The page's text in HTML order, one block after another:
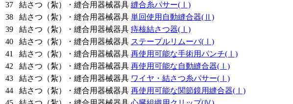
37
結さつ（紮）・縫合用器械器具 縫合糸パサー(Ⅰ)
38
結さつ（紮）・縫合用器械器具 単回使用自動縫合器(Ⅱ)
39
結さつ（紮）・縫合用器械器具 痔核結さつ器(Ⅰ)
40
結さつ（紮）・縫合用器械器具 ステープルリムーバ(Ⅰ)
41
結さつ（紮）・縫合用器械器具 再使用可能な手術用パンチ(Ⅰ)
42
結さつ（紮）・縫合用器械器具 再使用可能な自動縫合器(Ⅰ)
43
結さつ（紮）・縫合用器械器具 ワイヤ・結さつ糸パサー(Ⅰ)
44
結さつ（紮）・縫合用器械器具 再使用可能な関節鏡用縫合器(Ⅰ)